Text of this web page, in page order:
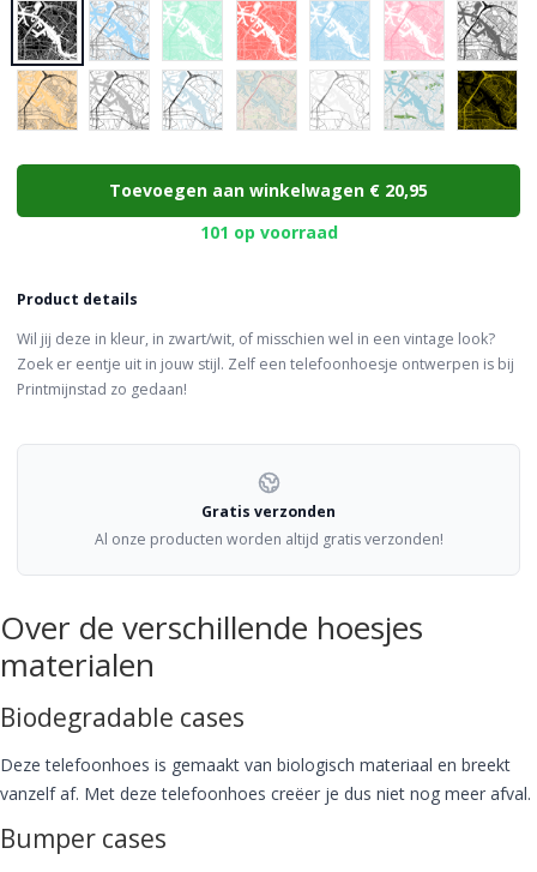
Choose a color
Toevoegen aan winkelwagen € 20,95
101 op voorraad
Product details
Wil jij deze in kleur, in zwart/wit, of misschien wel in een vintage look?
Zoek er eentje uit in jouw stijl. Zelf een telefoonhoesje ontwerpen is bij
Printmijnstad zo gedaan!
Gratis verzonden
Al onze producten worden altijd gratis verzonden!
Over de verschillende hoesjes
materialen
Biodegradable cases
Deze telefoonhoes is gemaakt van biologisch materiaal en breekt
vanzelf af. Met deze telefoonhoes creëer je dus niet nog meer afval.
Bumper cases